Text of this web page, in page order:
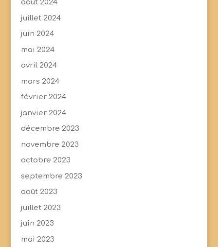
août 2024
juillet 2024
juin 2024
mai 2024
avril 2024
mars 2024
février 2024
janvier 2024
décembre 2023
novembre 2023
octobre 2023
septembre 2023
août 2023
juillet 2023
juin 2023
mai 2023